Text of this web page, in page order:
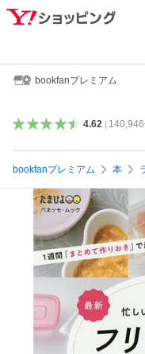
bookfanプレミアム
4.62（ 140,946
bookfanプレミアム 本